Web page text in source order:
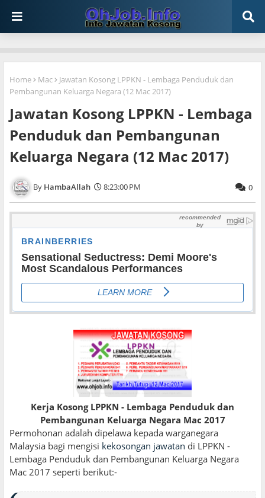
Home Mac
Jawatan Kosong LPPKN - Lembaga Penduduk dan
Pembangunan Keluarga Negara (12 Mac 2017)
Jawatan Kosong LPPKN - Lembaga
Penduduk dan Pembangunan
Keluarga Negara (12 Mac 2017)
HambaAllah 8:23:00 PM 0
Kerja Kosong LPPKN - Lembaga Penduduk dan
Pembangunan Keluarga Negara Mac 2017
Permohonan adalah dipelawa kepada warganegara
Malaysia bagi mengisi kekosongan jawatan di LPPKN -
Lembaga Penduduk dan Pembangunan Keluarga Negara
Mac 2017 seperti berikut:-